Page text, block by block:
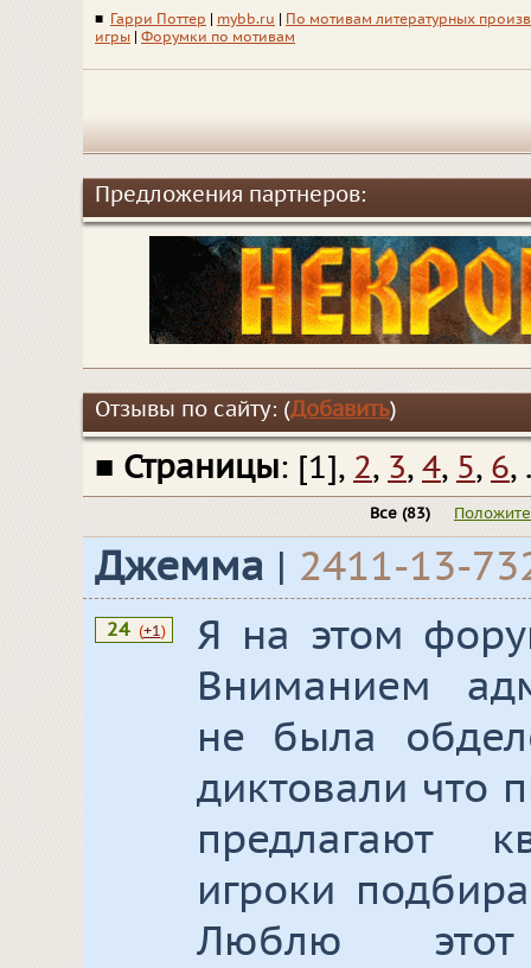
■ Гарри Поттер mybb.ru
По мотивам литературных
игры
Форумки по мотивам
Предложения партнеров:
Отзывы по сайту: (Добавить)
■ Страницы: [1], 2, 3, 4, 5, 6,
Все (83)
Джемма | 2411-13-
24 (+1)
Я на этом
Вниманием
не была
диктовали что
предлагают
игроки
Люблю